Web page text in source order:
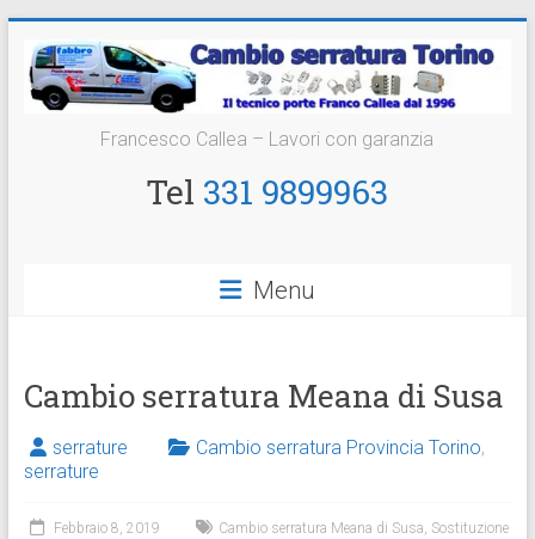
contenuto
Cambio
Serratura
Francesco Callea – Lavori con garanzia
Tel 331 9899963
Menu
Cambio serratura Meana di Susa
serrature Cambio serratura Provincia Torino,
serrature
Febbraio 8, 2019 Cambio serratura Meana di Susa, Sostituzione